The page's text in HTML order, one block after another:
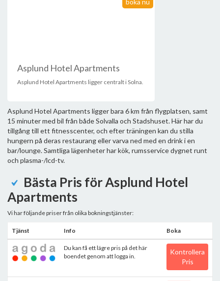
boka nu
Asplund Hotel Apartments
Asplund Hotel Apartments ligger centralt i Solna.
Asplund Hotel Apartments ligger bara 6 km från flygplatsen, samt
15 minuter med bil från både Solvalla och Stadshuset. Här har du
tillgång till ett fitnesscenter, och efter träningen kan du stilla
hungern på deras restaurang eller varva ned med en drink i en
bar/lounge. Samtliga lägenheter har kök, rumsservice dygnet runt
och plasma-/lcd-tv.
Bästa Pris för Asplund Hotel
Apartments
Vi har följande priser från olika bokningstjänster:
Tjänst Info Boka
Du kan få ett lägre pris på det här
boendet genom att logga in.
Kontrollera
Pris